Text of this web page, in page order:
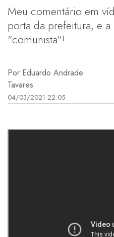
Meu comentário em
porta da prefeitura, e
"comunista"!
Por Eduardo Andrade
Tavares
04/03/2021 22:05